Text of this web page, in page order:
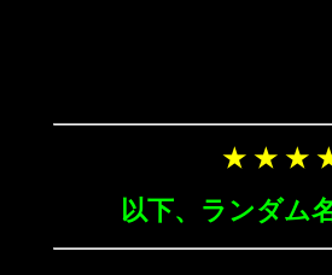
★ ★ ★
以下、ランダム